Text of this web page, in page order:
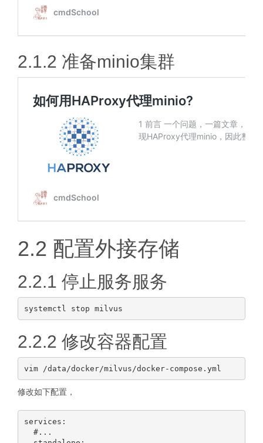
2.1.2 准备minio集群
2.2 配置外接存储
2.2.1 停止服务服务
2.2.2 修改容器配置
修改如下配置，
services:
  #...